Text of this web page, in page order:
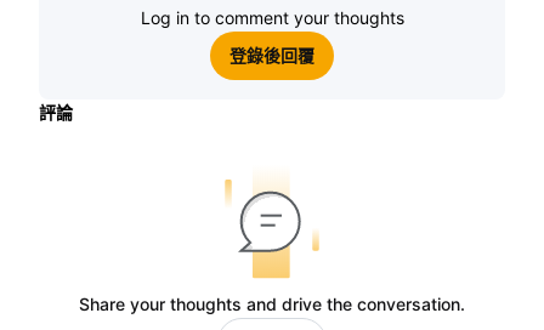
Log in to comment your thoughts
登錄後回覆
評論
Share your thoughts and drive the conversation.